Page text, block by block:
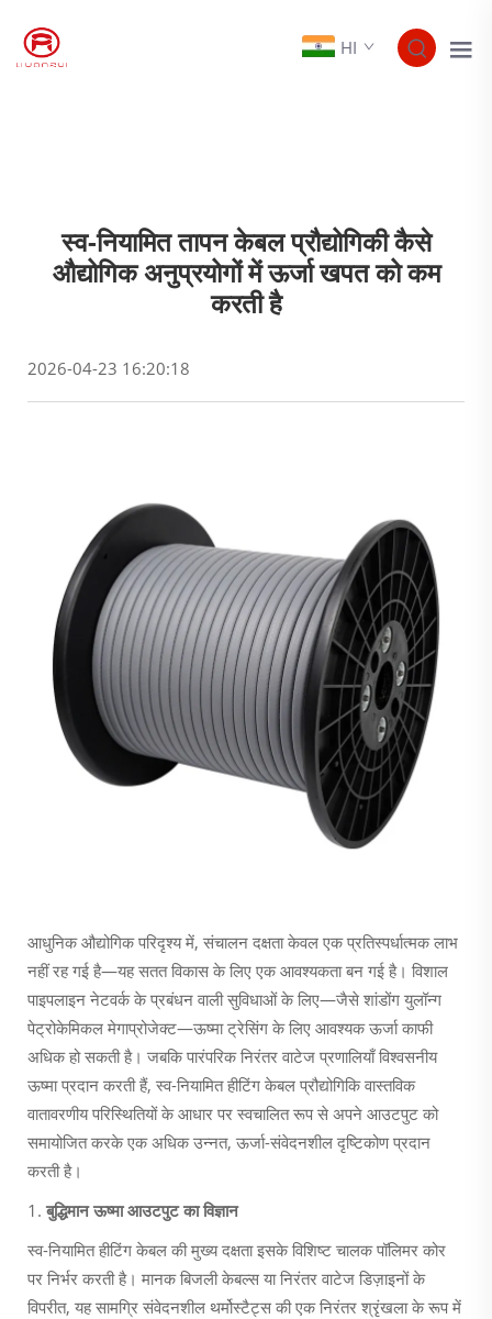
HI
स्व-नियामित तापन केबल प्रौद्योगिकी कैसे
औद्योगिक अनुप्रयोगों में ऊर्जा खपत को कम
करती है
2026-04-23 16:20:18
आधुनिक औद्योगिक परिदृश्य में, संचालन दक्षता केवल एक प्रतिस्पर्धात्मक लाभ
नहीं रह गई है—यह सतत विकास के लिए एक आवश्यकता बन गई है। विशाल
पाइपलाइन नेटवर्क के प्रबंधन वाली सुविधाओं के लिए—जैसे शांडोंग युलॉन्ग
पेट्रोकेमिकल मेगाप्रोजेक्ट—ऊष्मा ट्रेसिंग के लिए आवश्यक ऊर्जा काफी
अधिक हो सकती है। जबकि पारंपरिक निरंतर वाटेज प्रणालियाँ विश्वसनीय
ऊष्मा प्रदान करती हैं, स्व-नियामित हीटिंग केबल प्रौद्योगिकि वास्तविक
वातावरणीय परिस्थितियों के आधार पर स्वचालित रूप से अपने आउटपुट को
समायोजित करके एक अधिक उन्नत, ऊर्जा-संवेदनशील दृष्टिकोण प्रदान
करती है।
1. बुद्धिमान ऊष्मा आउटपुट का विज्ञान
स्व-नियामित हीटिंग केबल की मुख्य दक्षता इसके विशिष्ट चालक पॉलिमर कोर
पर निर्भर करती है। मानक बिजली केबल्स या निरंतर वाटेज डिज़ाइनों के
विपरीत, यह सामग्रि संवेदनशील थर्मोस्टैट्स की एक निरंतर श्रृंखला के रूप में